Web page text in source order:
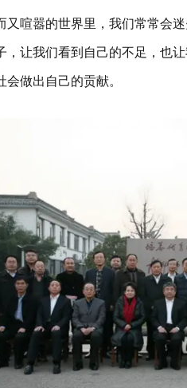
又喧嚣的世界里，我们常常会
，让我们看到自己的不足，也
会做出自己的贡献。